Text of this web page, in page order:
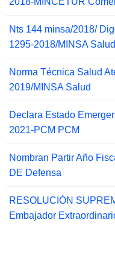
Nts 144 minsa/2018/
1295-2018/MINSA Salud
Norma Técnica Salud
2019/MINSA Salud
Declara Estado
2021-PCM PCM
Nombran Partir Año
DE Defensa
RESOLUCIÓN
Embajador